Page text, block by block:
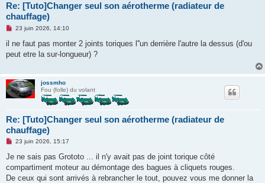
Re: [Tuto]Changer seul son aérotherme (radiateur de
chauffage)
M
s
a
o
n
l
23 juin 2026, 14:10
il ne faut pas monter 2 joints toriques l''un derrière l'autre la dessus (d'ou
peut etre la sur-longueur) ?
jossmho
Fou (folle) du volant
Re: [Tuto]Changer seul son aérotherme (radiateur de
chauffage)
M
s
a
g
23 juin 2026, 15:17
Je ne sais pas Grototo ... il n'y avait pas de joint torique côté
compartiment moteur au démontage des bagues à cliquets rouges.
De ceux qui sont arrivés à rebrancher le tout, pouvez vous me donner la